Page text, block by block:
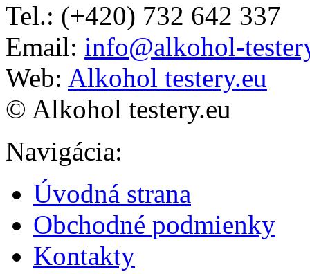
Tel.: (+420) 732 642 337
Email: info@alkohol-
Web: Alkohol testery.eu
© Alkohol testery.eu
Navigácia:
Úvodná strana
Obchodné podmienky
Kontakty